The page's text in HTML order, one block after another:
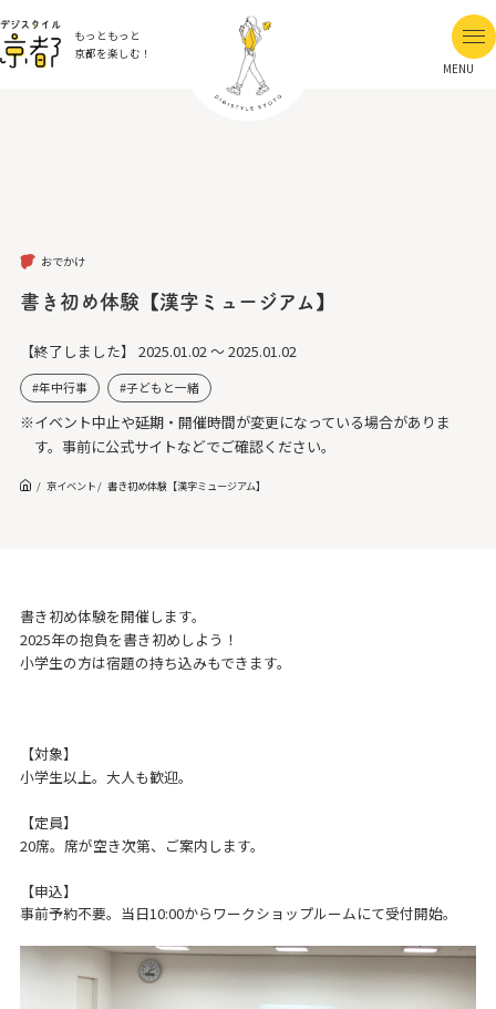
もっともっと
京都を楽しむ！
MENU
おでかけ
書き初め体験【漢字ミュージアム】
【終了しました】 2025.01.02 ～ 2025.01.02
年中行事 子どもと一緒
※イベント中止や延期・開催時間が変更になっている場合がありま
す。事前に公式サイトなどでご確認ください。
京イベント 書き初め体験【漢字ミュージアム】
書き初め体験を開催します。
2025年の抱負を書き初めしよう！
小学生の方は宿題の持ち込みもできます。
【対象】
小学生以上。大人も歓迎。
【定員】
20席。席が空き次第、ご案内します。
【申込】
事前予約不要。当日10:00からワークショップルームにて受付開始。